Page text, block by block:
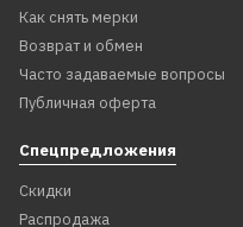
Как снять мерки
Возврат и обмен
Часто задаваемые вопросы
Публичная оферта
Спецпредложения
Скидки
Распродажа